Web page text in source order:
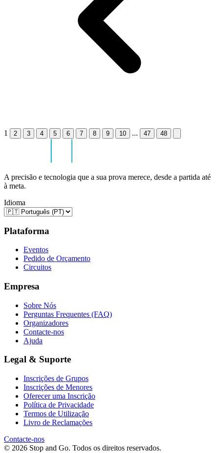
1 2 3 4 5 6 7 8 9 10 ... 47 48
A precisão e tecnologia que a sua prova merece, desde a partida até
à meta.
Idioma
Plataforma
Eventos
Pedido de Orçamento
Circuitos
Empresa
Sobre Nós
Perguntas Frequentes (FAQ)
Organizadores
Contacte-nos
Ajuda
Legal & Suporte
Inscrições de Grupos
Inscrições de Menores
Oferecer uma Inscrição
Política de Privacidade
Termos de Utilização
Livro de Reclamações
Contacte-nos
© 2026 Stop and Go. Todos os direitos reservados.